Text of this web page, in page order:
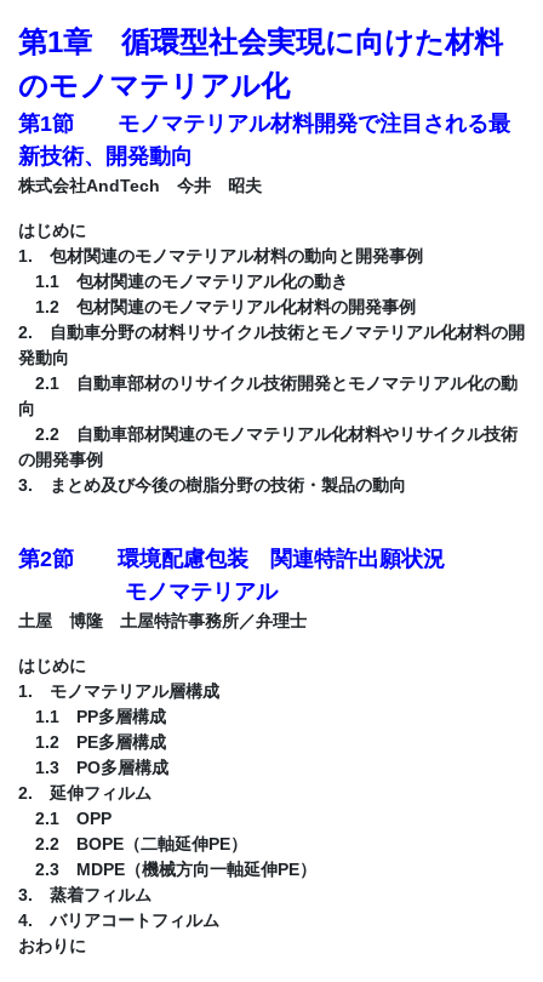
第1章 循環型社会実現に向けた材料
のモノマテリアル化
第1節 モノマテリアル材料開発で注目される最
新技術、開発動向
株式会社AndTech 今井 昭夫
はじめに
1. 包材関連のモノマテリアル材料の動向と開発事例
1.1 包材関連のモノマテリアル化の動き
1.2 包材関連のモノマテリアル化材料の開発事例
2. 自動車分野の材料リサイクル技術とモノマテリアル化材料の開
発動向
2.1 自動車部材のリサイクル技術開発とモノマテリアル化の動
向
2.2 自動車部材関連のモノマテリアル化材料やリサイクル技術
の開発事例
3. まとめ及び今後の樹脂分野の技術・製品の動向
第2節 環境配慮包装 関連特許出願状況
モノマテリアル
土屋 博隆 土屋特許事務所／弁理士
はじめに
1. モノマテリアル層構成
1.1 PP多層構成
1.2 PE多層構成
1.3 PO多層構成
2. 延伸フィルム
2.1 OPP
2.2 BOPE（二軸延伸PE）
2.3 MDPE（機械方向一軸延伸PE）
3. 蒸着フィルム
4. バリアコートフィルム
おわりに